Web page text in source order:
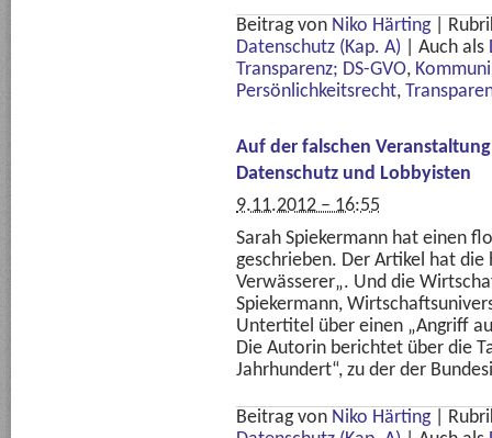
Beitrag von Niko Härting
Datenschutz (Kap. A)
Auch als
Transparenz; DS-GVO,
Persönlichkeitsrecht,
Auf der falschen
Datenschutz und Lobbyisten
9.11.2012 – 16:55
Sarah Spiekermann hat einen
geschrieben. Der Artikel hat die
Verwässerer„. Und die
Spiekermann,
Untertitel über einen „Angriff
Die Autorin berichtet über die
Jahrhundert“, zu der der
Beitrag von Niko Härting